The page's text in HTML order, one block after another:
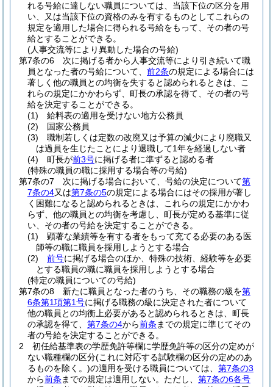
れる号給に達しない職員については、当該下位の区分を用
い、又は当該下位の資格のみを有するものとしてこれらの
規定を適用した場合に得られる号給をもって、その者の号
給とすることができる。
(人事交流等により異動した場合の号給)
第7条の6
次に掲げる者から人事交流等により引き続いて職
員となった者の号給について、 前2条の規定による場合には
著しく他の職員との均衡を失すると認められるときは、こ
れらの規定にかかわらず、町長の承認を得て、その者の号
給を決定することができる。
(1)
給料表の適用を受けない地方公務員
(2)
国家公務員
(3)
職制若しくは定数の改廃又は予算の減少により廃職又
は過員を生じたことにより退職して1年を経過しない者
(4)
町長が前3号に掲げる者に準ずると認める者
(特殊の職員の職に採用する場合等の号給)
第7条の7
次に掲げる場合において、号給の決定について第
7条の4又は第7条の5の規定による場合にはその採用が著し
く困難になると認められるときは、これらの規定にかかわ
らず、他の職員との均衡を考慮し、町長が定める基準に従
い、その者の号給を決定することができる。
(1)
顕著な業績等を有する者をもって充てる必要のある医
師等の職に職員を採用しようとする場合
(2)
前号に掲げる場合のほか、特殊の技術、経験等を必要
とする職員の職に職員を採用しようとする場合
(特定の職員についての号給)
第7条の8
新たに職員となった者のうち、その職務の級を第
6条第1項第1号に掲げる職務の級に決定された者について
他の職員との均衡上必要があると認められるときは、町長
の承認を得て、 第7条の4から前条 までの規定に準じてその
者の号給を決定することができる。
2
初任給基準表の学歴免許等欄に学歴免許等の区分の定めが
ない職種欄の区分(これに対応する試験欄の区分の定めのあ
るものを除く。)の適用を受ける職員については、 第7条の3
から前条 までの規定は適用しない。 ただし、 第7条の6各号